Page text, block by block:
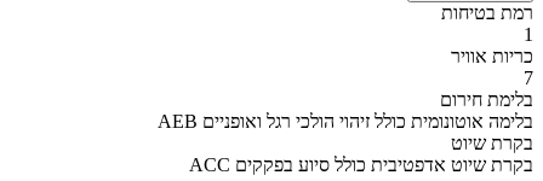
רמת בטיחות
1
כריות אוויר
7
בלימת חירום
AEB בלימה אוטונומית כולל זיהוי הולכי רגל ואופניים
בקרת שיוט
ACC בקרת שיוט אדפטיבית כולל סיוע בפקקים